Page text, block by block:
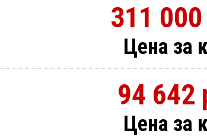
311
Цена за
94 642
Цена за